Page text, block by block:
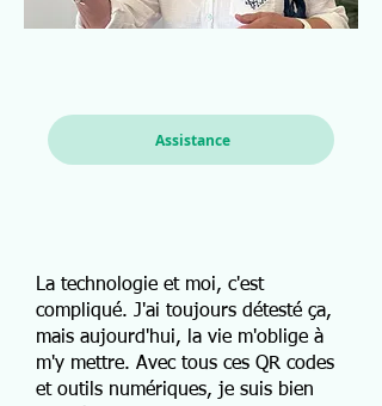
Assistance
La technologie et moi, c'est
compliqué. J'ai toujours détesté ça,
mais aujourd'hui, la vie m'oblige à
m'y mettre. Avec tous ces QR codes
et outils numériques, je suis bien